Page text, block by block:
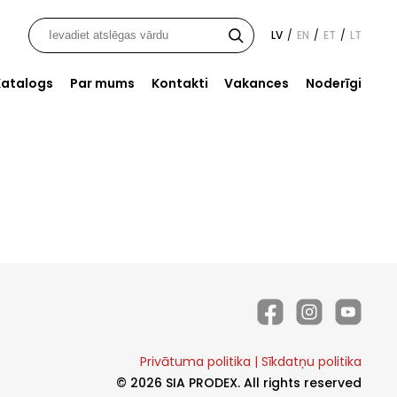
Par mums Kontakti Vakances Noderīgi
LV / EN / ET / LT
Privātuma politika | Sīkdatņu politika
© 2026 SIA PRODEX. All rights reserved